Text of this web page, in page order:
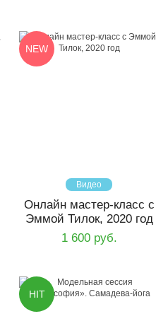
Видео
NEW
Онлайн мастер-класс с
Эммой Тилок, 2020 год
1 600 руб.
HIT